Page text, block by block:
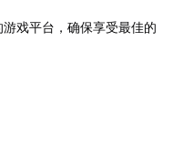
戏平台，确保享受最佳的